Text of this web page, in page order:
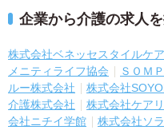
企業から介護の求人
株式会社ベネッセスタイルケア
メニティライフ協会
ＳＯＭ
ルー株式会社
株式会社
介護株式会社
株式会社ケア
会社ニチイ学館
株式会社ソ